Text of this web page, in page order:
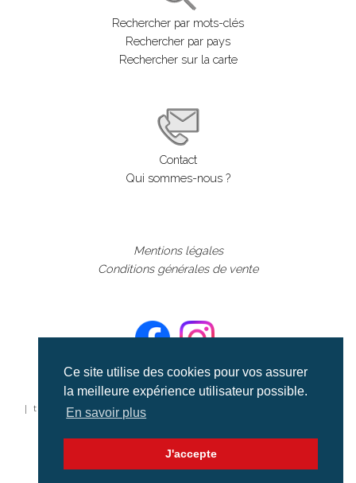
Ce site utilise des cookies pour vos assurer
la meilleure expérience utilisateur possible.
En savoir plus
J'accepte
Rechercher par mots-clés
Rechercher par pays
Rechercher sur la carte
Contact
Qui sommes-nous ?
Mentions légales
Conditions générales de vente
©aerialcollection marque déposée 2024
| tous droits réservés | aerialcollection.fr banque d'images
aériennes et documentaires video et cinéma |